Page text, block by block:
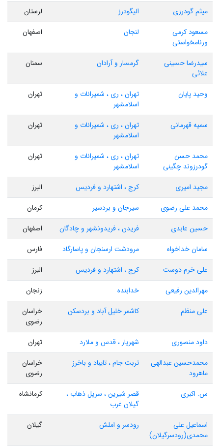
میثم گودرزی الیگودرز
لرستان
مسعود کرمی
ورنامخواستی
لنجان اصفهان
سیدرضا حسینی
علائی
گرمسار و آرادان سمنان
وحید پایان
تهران ، ری ، شمیرانات و
اسلامشهر
تهران
سمیه قهرمانی
تهران ، ری ، شمیرانات و
اسلامشهر
تهران
محمد حسن
گودرزوند چگینی
تهران ، ری ، شمیرانات و
اسلامشهر
تهران
مجید امیری کرج ، اشتهارد و فردیس
البرز
محمد علی رضوی
سیرجان و بردسیر
کرمان
حسین عابدی
فریدن ، فریدونشهر و چادگان
اصفهان
سامان خداخواه
مرودشت ارسنجان و پاسارگاد
فارس
علی خرم دوست
کرج ، اشتهارد و فردیس
البرز
مهرالدین رفیعی
خدابنده
زنجان
علی منظم
کاشمر خلیل آباد و بردسکن
خراسان
رضوی
داود منصوری
شهریار ، قدس و ملارد
تهران
محمدحسین عبدالهی
ماهرود
تربت جام ، تایباد و باخرز
خراسان
رضوی
س. اکبری
قصر شیرین ، سرپل ذهاب ،
گیلان غرب
کرمانشاه
اسماعیل علی
محمدی(رودسرگیلان)
رودسر و املش گیلان